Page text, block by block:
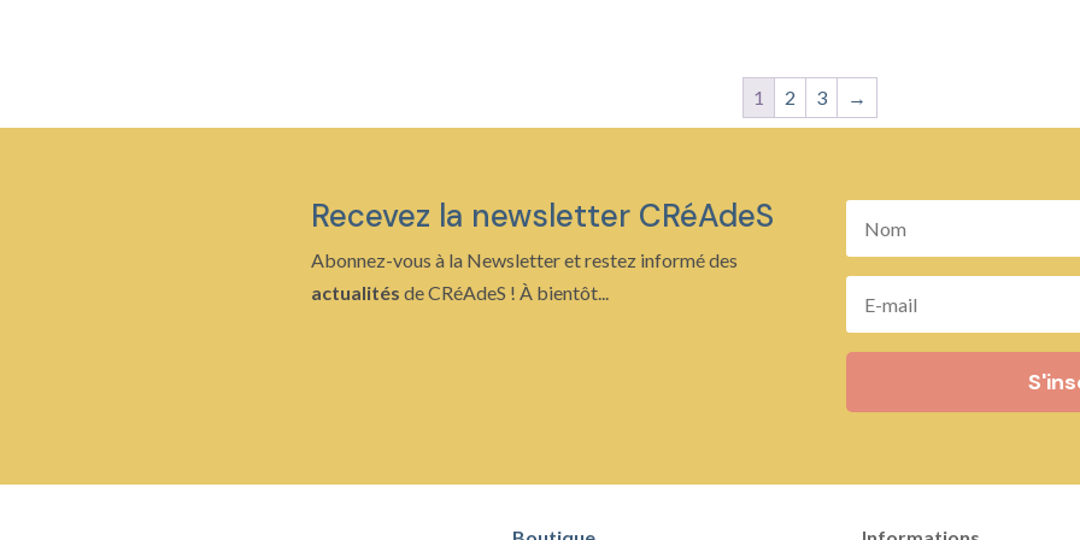
21,00 €
1 2 3 →
Recevez la newsletter CRéAdeS
Abonnez-vous à la Newsletter et restez informé des
actualités de CRéAdeS ! À bientôt...